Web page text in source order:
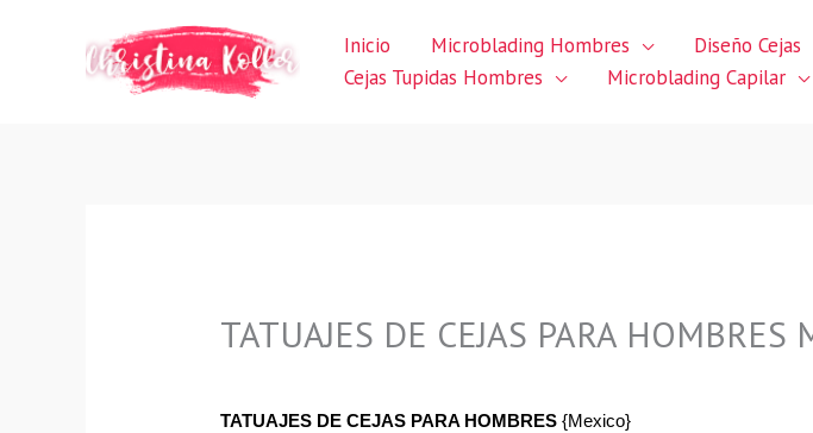
Inicio Microblading Hombres Diseño Cejas
Cejas Tupidas Hombres
Microblading Capilar
TATUAJES DE CEJAS PARA
TATUAJES DE CEJAS PARA HOMBRES{Mexico}